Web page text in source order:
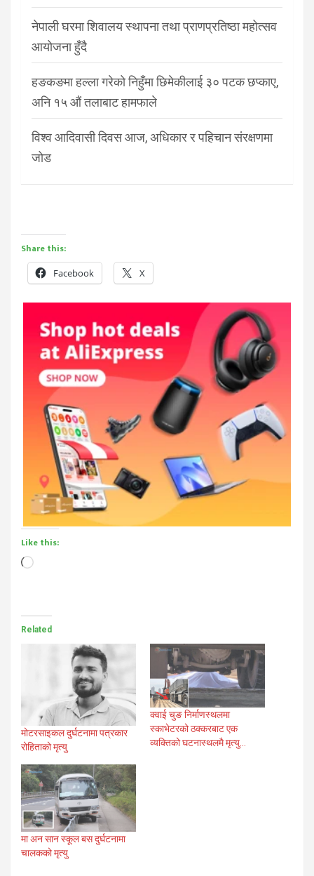
नेपाली घरमा शिवालय स्थापना तथा प्राणप्रतिष्ठा महोत्सव
आयोजना हुँदै
हङकङमा हल्ला गरेको निहुँमा छिमेकीलाई ३० पटक छप्काए,
अनि १५ औं तलाबाट हामफाले
विश्व आदिवासी दिवस आज, अधिकार र पहिचान संरक्षणमा
जोड
Share this:
Facebook X
Like this:
Loading…
Related
मोटरसाइकल दुर्घटनामा पत्रकार
रोहिताको मृत्यु
क्वाई चुङ निर्माणस्थलमा
स्काभेटरको ठक्करबाट एक
व्यक्तिको घटनास्थलमै मृत्यु…
मा अन सान स्कूल बस दुर्घटनामा
चालकको मृत्यु